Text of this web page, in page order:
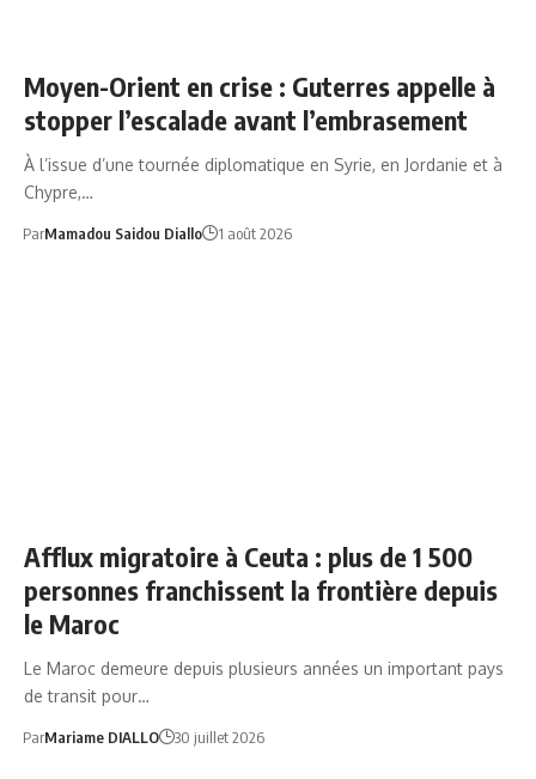
Moyen-Orient en crise : Guterres appelle à
stopper l’escalade avant l’embrasement
À l’issue d’une tournée diplomatique en Syrie, en Jordanie et à
Chypre,…
ParMamadou Saidou Diallo 1 août 2026
Afflux migratoire à Ceuta : plus de 1 500
personnes franchissent la frontière depuis
le Maroc
Le Maroc demeure depuis plusieurs années un important pays
de transit pour…
ParMariame DIALLO 30 juillet 2026